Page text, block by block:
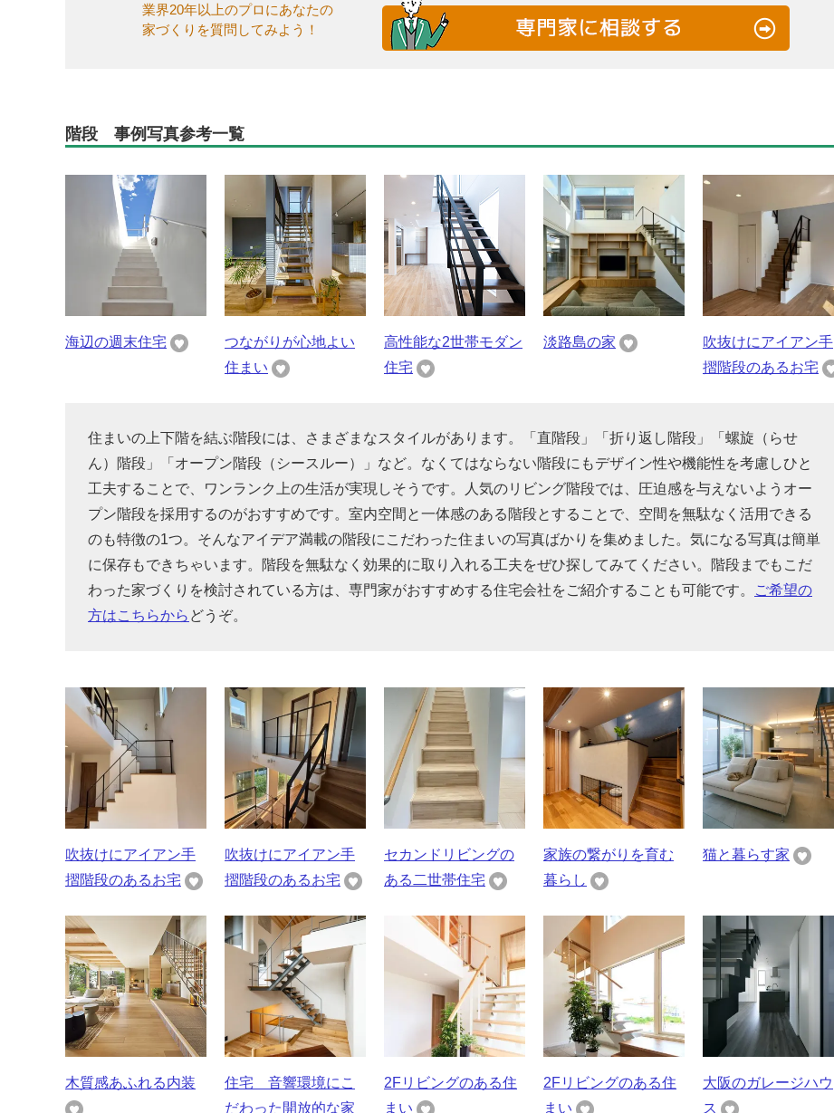
業界20年以上のプロにあなたの
家づくりを質問してみよう！
階段 事例写真参考一覧
海辺の週末住宅
つながりが心地よい
住まい
高性能な2世帯モダン
住宅
淡路島の家
吹抜けにアイアン手
摺階段のあるお宅
住まいの上下階を結ぶ階段には、さまざまなスタイルがあります。「直階段」「折り返し階段」「螺旋（らせ
ん）階段」「オープン階段（シースルー）」など。なくてはならない階段にもデザイン性や機能性を考慮しひと
工夫することで、ワンランク上の生活が実現しそうです。人気のリビング階段では、圧迫感を与えないようオー
プン階段を採用するのがおすすめです。室内空間と一体感のある階段とすることで、空間を無駄なく活用できる
のも特徴の1つ。そんなアイデア満載の階段にこだわった住まいの写真ばかりを集めました。気になる写真は簡単
に保存もできちゃいます。階段を無駄なく効果的に取り入れる工夫をぜひ探してみてください。階段までもこだ
わった家づくりを検討されている方は、専門家がおすすめする住宅会社をご紹介することも可能です。
ご希望の
方はこちらから どうぞ。
吹抜けにアイアン手
摺階段のあるお宅
吹抜けにアイアン手
摺階段のあるお宅
セカンドリビングの
ある二世帯住宅
家族の繋がりを育む
暮らし
猫と暮らす家
木質感あふれる内装
住宅 音響環境にこ
だわった開放的な家
2Fリビングのある住
まい
2Fリビングのある住
まい
大阪のガレージハウ
ス